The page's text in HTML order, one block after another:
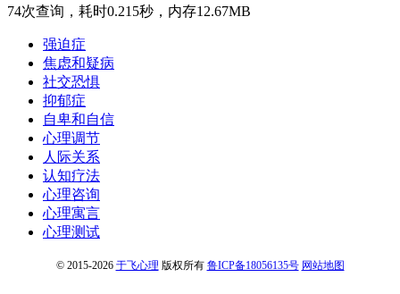
74次查询，耗时0.215秒，内存12.67MB
强迫症
焦虑和疑病
社交恐惧
抑郁症
自卑和自信
心理调节
人际关系
认知疗法
心理咨询
心理寓言
心理测试
© 2015-2026 于飞心理 版权所有 鲁ICP备18056135号 网站地图